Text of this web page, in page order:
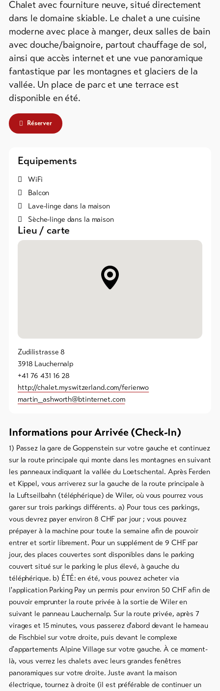
&
Service
Actualités
Webcams
Météo
DE EN FR
groupes
Campings
Emplacements
de
tentes
Refuges
de
montagne
/
Auberges
Plus
de
Hébergements
Shops
Bons
cadeau
Souvenirs
Chalet avec fourniture neuve, situé directement
dans le domaine skiable. Le chalet a une cuisine
moderne avec place à manger, deux salles de bain
avec douche/baignoire, partout chauffage de sol,
ainsi que accès internet et une vue panoramique
fantastique par les montagnes et glaciers de la
vallée. Un place de parc et une terrace est
disponible en été.
Réserver
Equipements
WiFi
Balcon
Lave-linge dans la maison
Sèche-linge dans la maison
Lieu / carte
Zudilistrasse 8
3918 Lauchernalp
+41 76 431 16 28
http://chalet.myswitzerland.com/ferienwo
martin_ashworth@btinternet.com
Informations pour Arrivée (Check-In)
1) Passez la gare de Goppenstein sur votre gauche et continuez
sur la route principale qui monte dans les montagnes en suivant
les panneaux indiquant la vallée du Loetschental. Après Ferden
et Kippel, vous arriverez sur la gauche de la route principale à
la Luftseilbahn (téléphérique) de Wiler, où vous pourrez vous
garer sur trois parkings différents. a) Pour tous ces parkings,
vous devrez payer environ 8 CHF par jour ; vous pouvez
prépayer à la machine pour toute la semaine afin de pouvoir
entrer et sortir librement. Pour un supplément de 9 CHF par
jour, des places couvertes sont disponibles dans le parking
couvert situé sur le parking le plus élevé, à gauche du
téléphérique. b) ÉTÉ: en été, vous pouvez acheter via
l'application Parking Pay un permis pour environ 50 CHF afin de
pouvoir emprunter la route privée à la sortie de Wiler en
suivant le panneau Lauchernalp. Sur la route privée, après 7
virages et 15 minutes, vous passerez d'abord devant le hameau
de Fischbiel sur votre droite, puis devant le complexe
d'appartements Alpine Village sur votre gauche. À ce moment-
là, vous verrez les chalets avec leurs grandes fenêtres
panoramiques sur votre droite. Juste avant la maison
électrique, tournez à droite (il est préférable de continuer un